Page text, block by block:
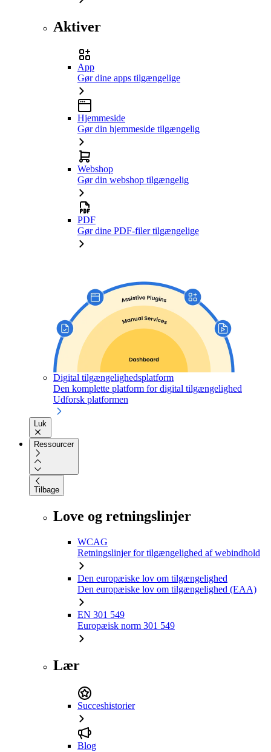
Aktiver
App
Gør dine apps tilgængelige
Hjemmeside
Gør din hjemmeside tilgængelig
Webshop
Gør din webshop tilgængelig
PDF
Gør dine PDF-filer tilgængelige
Digital tilgængelighedsplatform
Den komplette platform for digital tilgængelighed
Udforsk platformen
Luk
Ressourcer
Tilbage
Love og retningslinjer
WCAG
Retningslinjer for tilgængelighed af webindhold
Den europæiske lov om tilgængelighed
Den europæiske lov om tilgængelighed (EAA)
EN 301 549
Europæisk norm 301 549
Lær
Succeshistorier
Blog